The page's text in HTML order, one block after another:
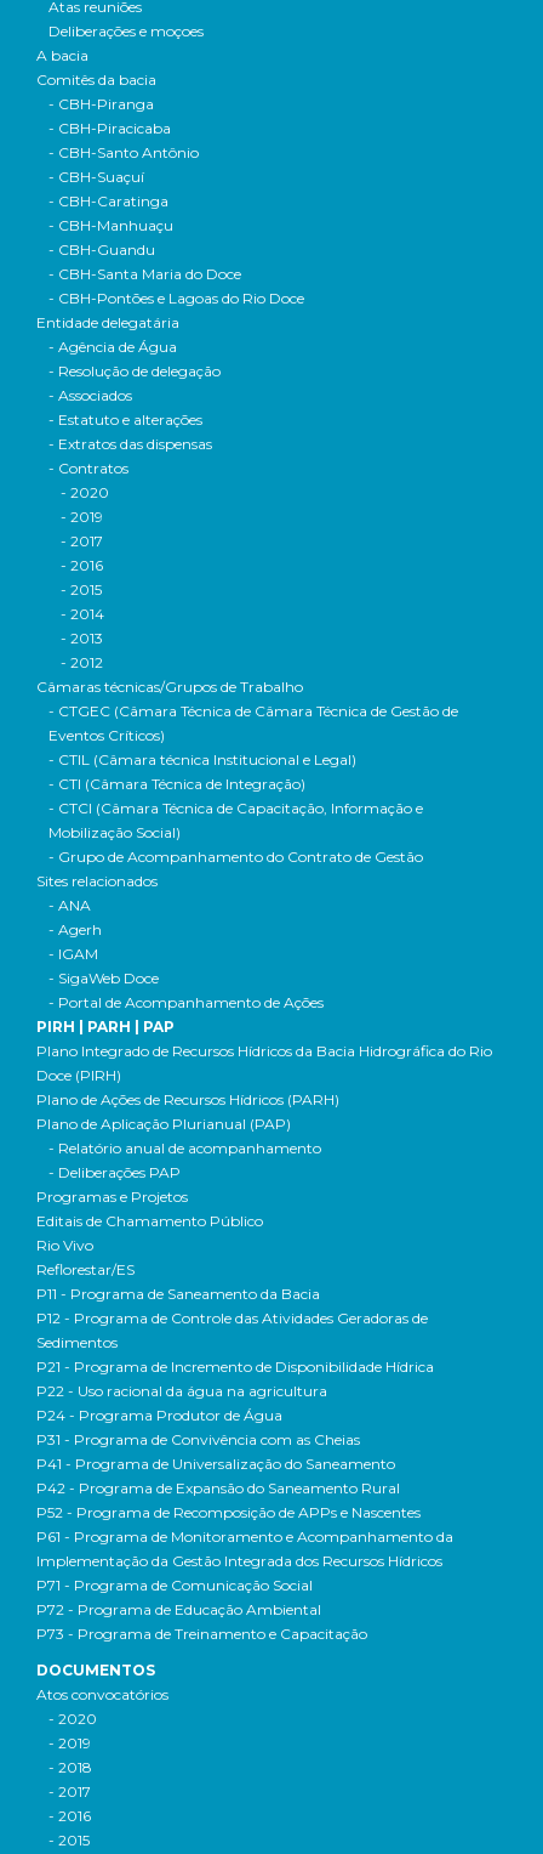
Atas reuniões
Deliberações e moçoes
A bacia
Comitês da bacia
- CBH-Piranga
- CBH-Piracicaba
- CBH-Santo Antônio
- CBH-Suaçuí
- CBH-Caratinga
- CBH-Manhuaçu
- CBH-Guandu
- CBH-Santa Maria do Doce
- CBH-Pontões e Lagoas do Rio Doce
Entidade delegatária
- Agência de Água
- Resolução de delegação
- Associados
- Estatuto e alterações
- Extratos das dispensas
- Contratos
- 2020
- 2019
- 2017
- 2016
- 2015
- 2014
- 2013
- 2012
Câmaras técnicas/Grupos de Trabalho
- CTGEC (Câmara Técnica de Câmara Técnica de Gestão de
Eventos Críticos)
- CTIL (Câmara técnica Institucional e Legal)
- CTI (Câmara Técnica de Integração)
- CTCI (Câmara Técnica de Capacitação, Informação e
Mobilização Social)
- Grupo de Acompanhamento do Contrato de Gestão
Sites relacionados
- ANA
- Agerh
- IGAM
- SigaWeb Doce
- Portal de Acompanhamento de Ações
PIRH | PARH | PAP
Plano Integrado de Recursos Hídricos da Bacia Hidrográfica do Rio
Doce (PIRH)
Plano de Ações de Recursos Hídricos (PARH)
Plano de Aplicação Plurianual (PAP)
- Relatório anual de acompanhamento
- Deliberações PAP
Programas e Projetos
Editais de Chamamento Público
Rio Vivo
Reflorestar/ES
P11 - Programa de Saneamento da Bacia
P12 - Programa de Controle das Atividades Geradoras de
Sedimentos
P21 - Programa de Incremento de Disponibilidade Hídrica
P22 - Uso racional da água na agricultura
P24 - Programa Produtor de Água
P31 - Programa de Convivência com as Cheias
P41 - Programa de Universalização do Saneamento
P42 - Programa de Expansão do Saneamento Rural
P52 - Programa de Recomposição de APPs e Nascentes
P61 - Programa de Monitoramento e Acompanhamento da
Implementação da Gestão Integrada dos Recursos Hídricos
P71 - Programa de Comunicação Social
P72 - Programa de Educação Ambiental
P73 - Programa de Treinamento e Capacitação
DOCUMENTOS
Atos convocatórios
- 2020
- 2019
- 2018
- 2017
- 2016
- 2015